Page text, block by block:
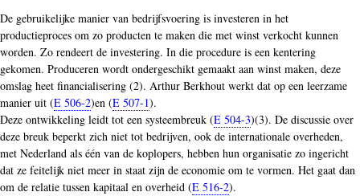
De gebruikelijke manier van bedrijfsvoering is investeren in het
productieproces om zo producten te maken die met winst verkocht kunnen
worden. Zo rendeert de investering. In die procedure is een kentering
gekomen. Produceren wordt ondergeschikt gemaakt aan winst maken, deze
omslag heet financialisering (2). Arthur Berkhout werkt dat op een leerzame
manier uit (E 506-2)en (E 507-1).
Deze ontwikkeling leidt tot een systeembreuk (E 504-3)(3). De discussie over
deze breuk beperkt zich niet tot bedrijven, ook de internationale overheden,
met Nederland als één van de koplopers, hebben hun organisatie zo ingericht
dat ze feitelijk niet meer in staat zijn de economie om te vormen. Het gaat dan
om de relatie tussen kapitaal en overheid (E 516-2).